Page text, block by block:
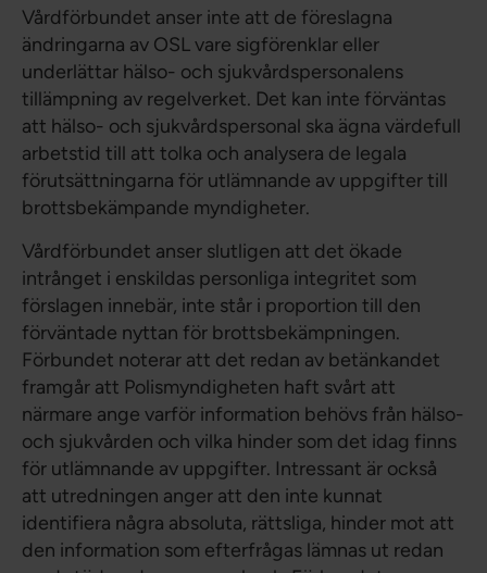
Vårdförbundet anser inte att de föreslagna
ändringarna av OSL vare sigförenklar eller
underlättar hälso- och sjukvårdspersonalens
tillämpning av regelverket. Det kan inte förväntas
att hälso- och sjukvårdspersonal ska ägna värdefull
arbetstid till att tolka och analysera de legala
förutsättningarna för utlämnande av uppgifter till
brottsbekämpande myndigheter.
Vårdförbundet anser slutligen att det ökade
intrånget i enskildas personliga integritet som
förslagen innebär, inte står i proportion till den
förväntade nyttan för brottsbekämpningen.
Förbundet noterar att det redan av betänkandet
framgår att Polismyndigheten haft svårt att
närmare ange varför information behövs från hälso-
och sjukvården och vilka hinder som det idag finns
för utlämnande av uppgifter. Intressant är också
att utredningen anger att den inte kunnat
identifiera några absoluta, rättsliga, hinder mot att
den information som efterfrågas lämnas ut redan